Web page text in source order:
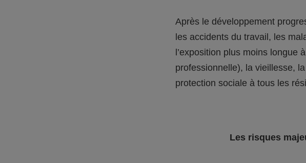
Après le développement
les accidents du travail, les
l’exposition plus moins longue
professionnelle), la vieillesse,
protection sociale à tous les
Les risques